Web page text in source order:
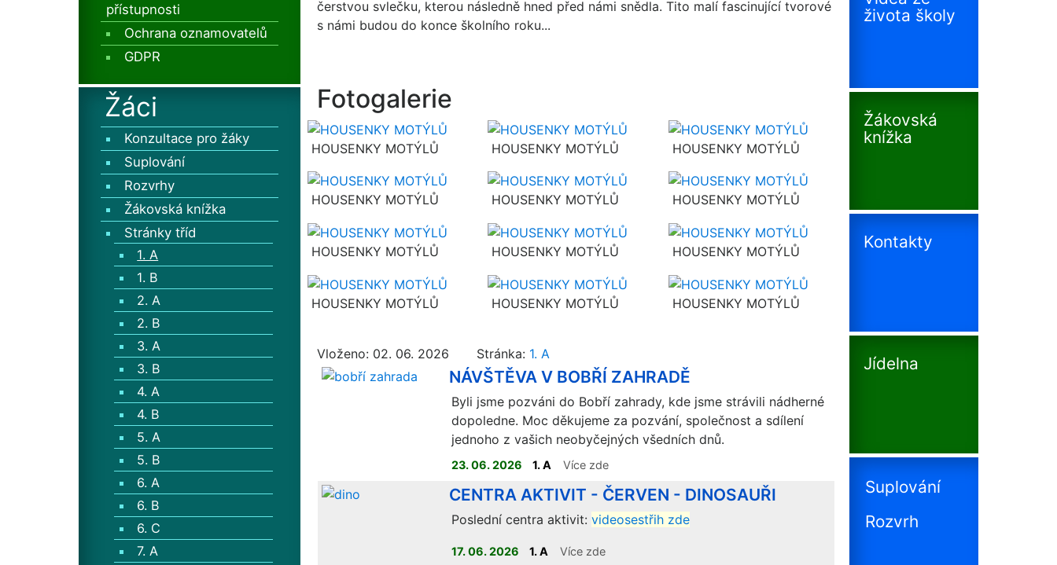
přístupnosti
Ochrana oznamovatelů
GDPR
Žáci
Konzultace pro žáky
Suplování
Rozvrhy
Žákovská knížka
Stránky tříd
1. A
1. B
2. A
2. B
3. A
3. B
4. A
4. B
5. A
5. B
6. A
6. B
6. C
7. A
čerstvou svlečku, kterou následně hned před námi snědla. Tito malí fascinující tvorové
s námi budou do konce školního roku...
Fotogalerie
HOUSENKY MOTÝLŮ HOUSENKY MOTÝLŮ HOUSENKY MOTÝLŮ
HOUSENKY MOTÝLŮ HOUSENKY MOTÝLŮ HOUSENKY MOTÝLŮ
HOUSENKY MOTÝLŮ HOUSENKY MOTÝLŮ HOUSENKY MOTÝLŮ
HOUSENKY MOTÝLŮ HOUSENKY MOTÝLŮ HOUSENKY MOTÝLŮ
Vloženo: 02. 06. 2026 Stránka: 1. A
NÁVŠTĚVA V BOBŘÍ ZAHRADĚ
Byli jsme pozváni do Bobří zahrady, kde jsme strávili nádherné
dopoledne. Moc děkujeme za pozvání, společnost a sdílení
jednoho z vašich neobyčejných všedních dnů.
23. 06. 2026 1. A Více zde
CENTRA AKTIVIT - ČERVEN - DINOSAUŘI
Poslední centra aktivit: videosestřih zde
17. 06. 2026 1. A Více zde
života školy
Žákovská
knížka
Kontakty
Jídelna
Suplování
Rozvrh